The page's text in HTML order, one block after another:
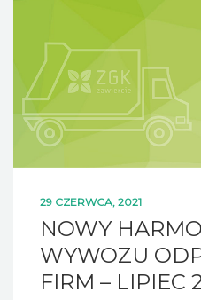
29 CZERWCA, 2021
NOWY
WYWOZU
FIRM – LIPIEC